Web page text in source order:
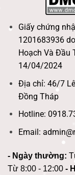
Giấy chứng
1201683936
Hoạch Và Đầu
14/04/2024
Địa chỉ: 46/7
Đồng Tháp
Hotline:
Email:
- Ngày thường:
Từ 8:00 - 12:00 -